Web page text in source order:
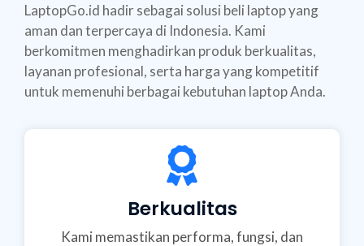
LaptopGo.id hadir sebagai solusi beli laptop yang
aman dan terpercaya di Indonesia. Kami
berkomitmen menghadirkan produk berkualitas,
layanan profesional, serta harga yang kompetitif
untuk memenuhi berbagai kebutuhan laptop Anda.
Berkualitas
Kami memastikan performa, fungsi, dan